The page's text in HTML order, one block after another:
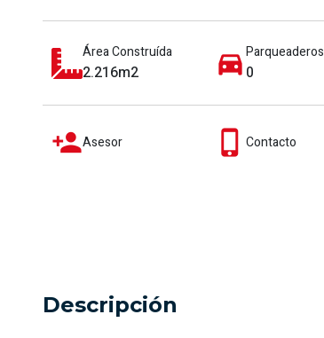
Área Construída
2.216m2
Parqueaderos
0
Asesor Contacto
Descripción